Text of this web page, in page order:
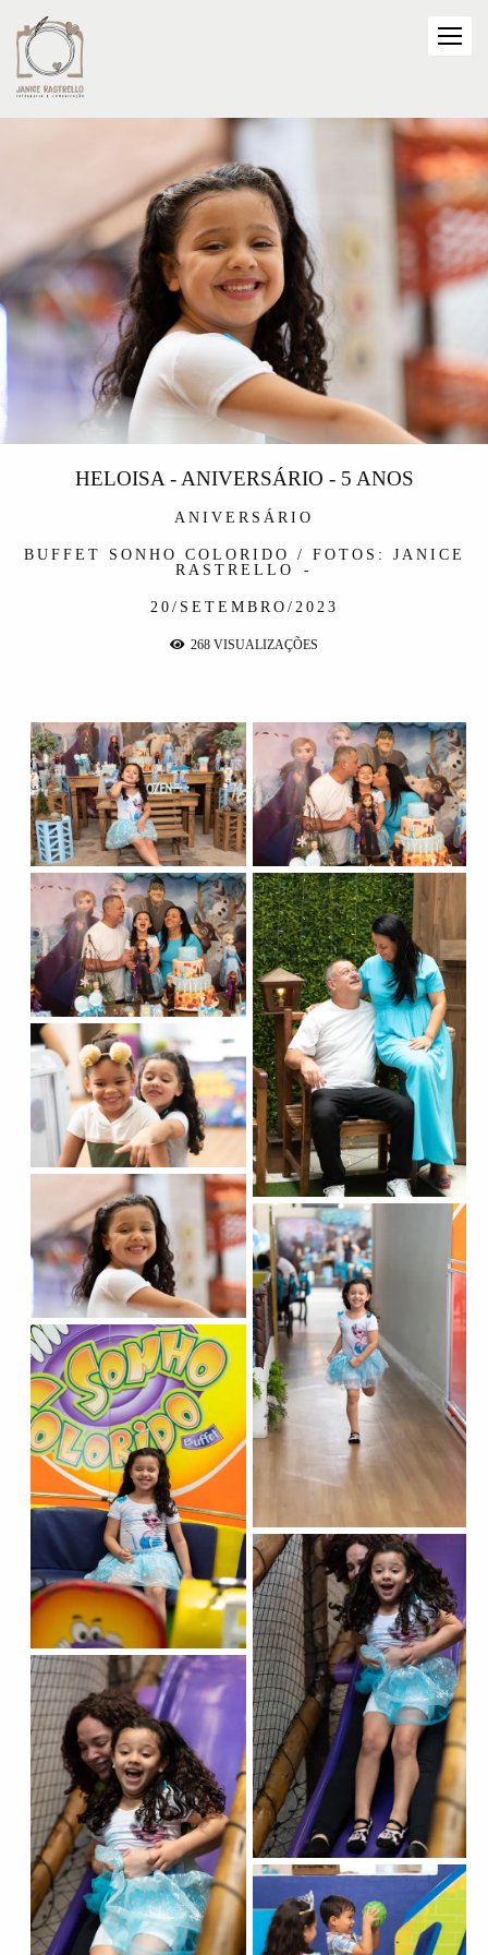
ANIVERSÁRIO
BUFFET SONHO COLORIDO / FOTOS: JANICE
RASTRELLO
20/SETEMBRO/2023
HELOISA - ANIVERSÁRIO - 5 ANOS
268 VISUALIZAÇÕES